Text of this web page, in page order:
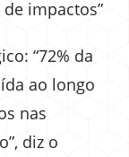
impactos”
“72% da
ao longo
nas
diz o